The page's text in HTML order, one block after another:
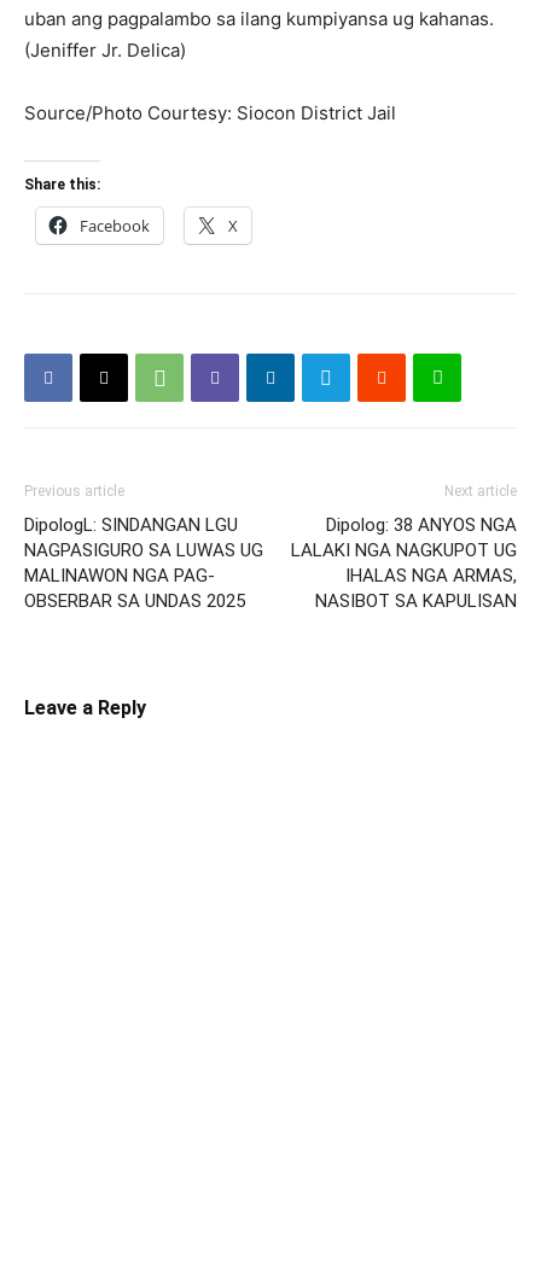
uban ang pagpalambo sa ilang kumpiyansa ug kahanas.
(Jeniffer Jr. Delica)
Source/Photo Courtesy: Siocon District Jail
Share this:
Facebook X
Previous article
DipologL: SINDANGAN LGU
NAGPASIGURO SA LUWAS UG
MALINAWON NGA PAG-
OBSERBAR SA UNDAS 2025
Next article
Dipolog: 38 ANYOS NGA
LALAKI NGA NAGKUPOT UG
IHALAS NGA ARMAS,
NASIBOT SA KAPULISAN
Leave a Reply